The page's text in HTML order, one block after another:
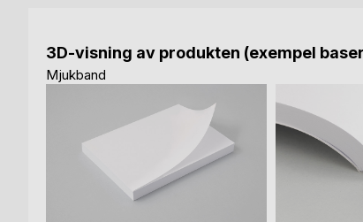
3D-visning av produkten (exempel
Mjukband